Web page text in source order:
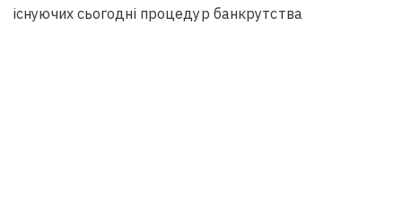
існуючих сьогодні процедур банкрутства